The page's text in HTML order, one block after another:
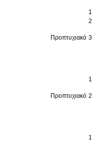
Προπτυχιακό
Προπτυχιακό